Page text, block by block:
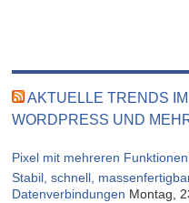
AKTUELLE TRENDS
WORDPRESS UND
Pixel mit mehreren Funktionen
Stabil, schnell,
Datenverbindungen Montag,